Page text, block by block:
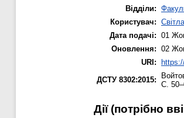
Відділи:
Користувач:
Дата подачі: 01
Оновлення: 02
URI:
ДСТУ 8302:2015:
С.
Дії ​​(потрібно